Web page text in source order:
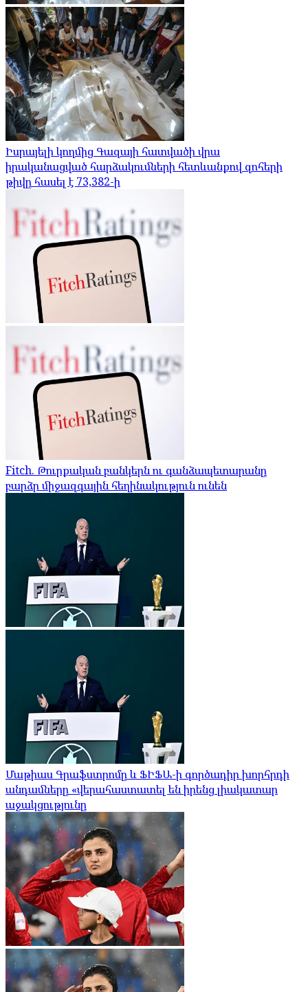
Իսրայելի կողմից Գազայի հատվածի վրա
իրականացված հարձակումների հետևանքով զոհերի
թիվը հասել է 73,382-ի
Fitch. Թուրքական բանկերն ու գանձապետարանը
բարձր միջազգային հեղինակություն ունեն
Մաթիաս Գրաֆստրոմը և ՖԻՖԱ-ի գործադիր խորհրդի
անդամները «վերահաստատել են իրենց լիակատար
աջակցությունը